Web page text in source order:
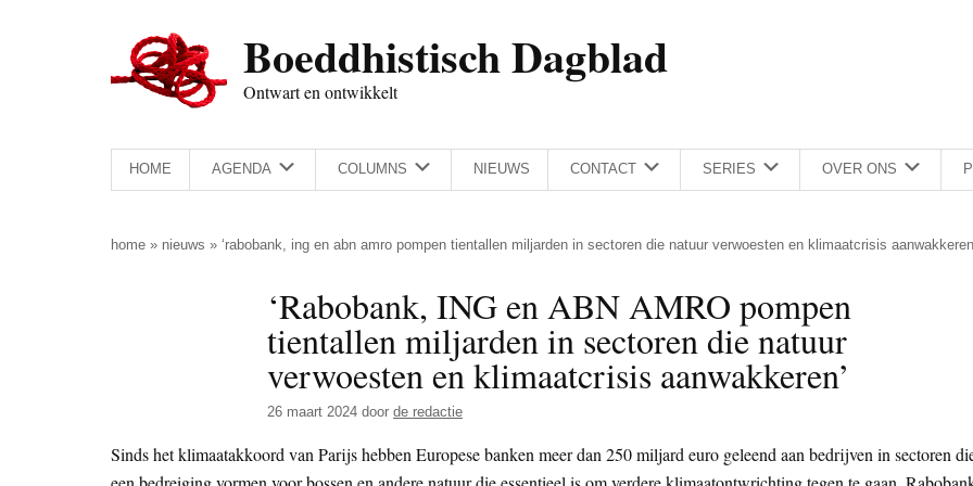
Boeddhistisch Dagblad
Ontwart en ontwikkelt
HOME AGENDA COLUMNS NIEUWS CONTACT SERIES OVER ONS
home » nieuws » ‘rabobank, ing en abn amro pompen tientallen miljarden in sectoren die natuur verwoesten en klimaatcrisis
‘Rabobank, ING en ABN AMRO pompen
tientallen miljarden in sectoren die natuur
verwoesten en klimaatcrisis aanwakkeren’
26 maart 2024 door de redactie
Sinds het klimaatakkoord van Parijs hebben Europese banken meer dan 250 miljard euro geleend aan bedrijven in sectoren